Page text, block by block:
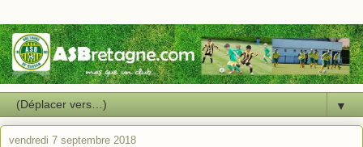
▼
vendredi 7 septembre 2018